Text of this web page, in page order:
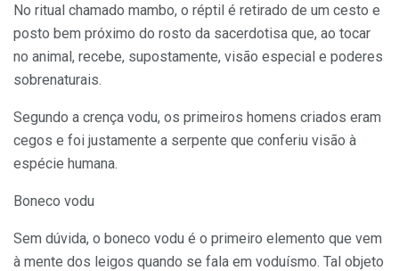
No ritual chamado mambo, o réptil é retirado de um cesto e
posto bem próximo do rosto da sacerdotisa que, ao tocar
no animal, recebe, supostamente, visão especial e poderes
sobrenaturais.
Segundo a crença vodu, os primeiros homens criados eram
cegos e foi justamente a serpente que conferiu visão à
espécie humana.
Boneco vodu
Sem dúvida, o boneco vodu é o primeiro elemento que vem
à mente dos leigos quando se fala em voduísmo. Tal objeto